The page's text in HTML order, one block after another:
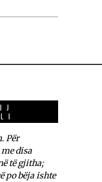
Për
disa
të gjitha;
po bëja ishte